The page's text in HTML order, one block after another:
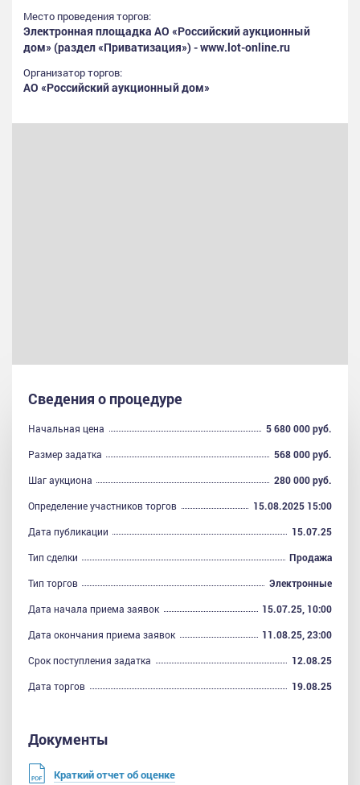
Место проведения торгов:
Электронная площадка АО «Российский аукционный
дом» (раздел «Приватизация») - www.lot-online.ru
Организатор торгов:
АО «Российский аукционный дом»
Сведения о процедуре
Начальная цена
5 680 000 руб.
Размер задатка
568 000 руб.
Шаг аукциона
280 000 руб.
Определение участников торгов
15.08.2025 15:00
Дата публикации
15.07.25
Тип сделки
Продажа
Тип торгов
Электронные
Дата начала приема заявок
15.07.25, 10:00
Дата окончания приема заявок
11.08.25, 23:00
Срок поступления задатка
12.08.25
Дата торгов
19.08.25
Документы
Краткий отчет об оценке